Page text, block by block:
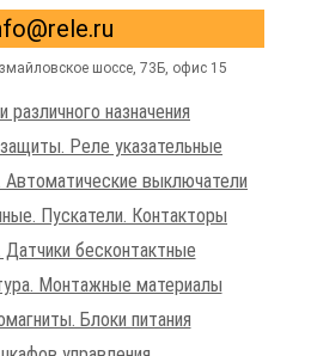
шоссе, 73Б, офис 15
назначения
Реле указательные
выключатели
Пускатели. Контакторы
бесконтактные
Монтажные материалы
Блоки питания